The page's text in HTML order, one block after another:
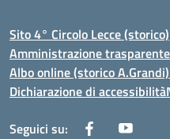
Sito 4° Circolo Lecce (storico)
Amministrazione
Albo online (storico A.Grandi)
Dichiarazione di accessibilità
Seguici su: